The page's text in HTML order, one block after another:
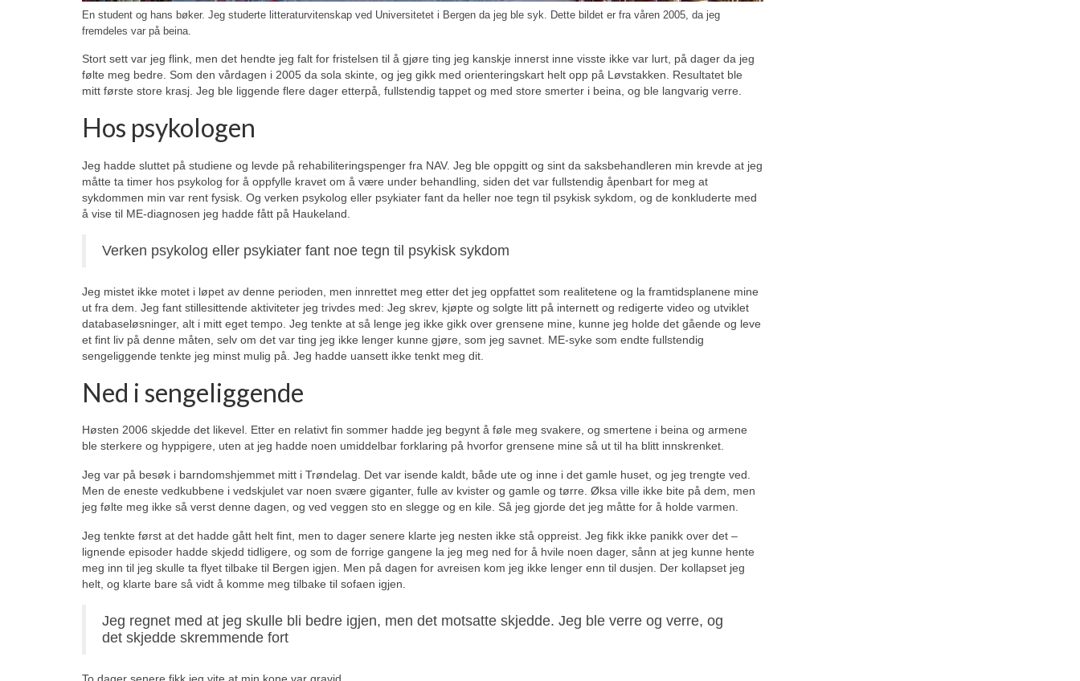
En student og hans bøker. Jeg studerte litteraturvitenskap ved Universitetet i Bergen da jeg ble syk. Dette bildet er fra våren 2005, da jeg
fremdeles var på beina.
Stort sett var jeg flink, men det hendte jeg falt for fristelsen til å gjøre ting jeg kanskje innerst inne visste ikke var lurt, på dager da jeg
følte meg bedre. Som den vårdagen i 2005 da sola skinte, og jeg gikk med orienteringskart helt opp på Løvstakken. Resultatet ble
mitt første store krasj. Jeg ble liggende flere dager etterpå, fullstendig tappet og med store smerter i beina, og ble langvarig verre.
Hos psykologen
Jeg hadde sluttet på studiene og levde på rehabiliteringspenger fra NAV. Jeg ble oppgitt og sint da saksbehandleren min krevde at jeg
måtte ta timer hos psykolog for å oppfylle kravet om å være under behandling, siden det var fullstendig åpenbart for meg at
sykdommen min var rent fysisk. Og verken psykolog eller psykiater fant da heller noe tegn til psykisk sykdom, og de konkluderte med
å vise til ME-diagnosen jeg hadde fått på Haukeland.
Verken psykolog eller psykiater fant noe tegn til psykisk sykdom
Jeg mistet ikke motet i løpet av denne perioden, men innrettet meg etter det jeg oppfattet som realitetene og la framtidsplanene mine
ut fra dem. Jeg fant stillesittende aktiviteter jeg trivdes med: Jeg skrev, kjøpte og solgte litt på internett og redigerte video og utviklet
databaseløsninger, alt i mitt eget tempo. Jeg tenkte at så lenge jeg ikke gikk over grensene mine, kunne jeg holde det gående og leve
et fint liv på denne måten, selv om det var ting jeg ikke lenger kunne gjøre, som jeg savnet. ME-syke som endte fullstendig
sengeliggende tenkte jeg minst mulig på. Jeg hadde uansett ikke tenkt meg dit.
Ned i sengeliggende
Høsten 2006 skjedde det likevel. Etter en relativt fin sommer hadde jeg begynt å føle meg svakere, og smertene i beina og armene
ble sterkere og hyppigere, uten at jeg hadde noen umiddelbar forklaring på hvorfor grensene mine så ut til ha blitt innskrenket.
Jeg var på besøk i barndomshjemmet mitt i Trøndelag. Det var isende kaldt, både ute og inne i det gamle huset, og jeg trengte ved.
Men de eneste vedkubbene i vedskjulet var noen svære giganter, fulle av kvister og gamle og tørre. Øksa ville ikke bite på dem, men
jeg følte meg ikke så verst denne dagen, og ved veggen sto en slegge og en kile. Så jeg gjorde det jeg måtte for å holde varmen.
Jeg tenkte først at det hadde gått helt fint, men to dager senere klarte jeg nesten ikke stå oppreist. Jeg fikk ikke panikk over det –
lignende episoder hadde skjedd tidligere, og som de forrige gangene la jeg meg ned for å hvile noen dager, sånn at jeg kunne hente
meg inn til jeg skulle ta flyet tilbake til Bergen igjen. Men på dagen for avreisen kom jeg ikke lenger enn til dusjen. Der kollapset jeg
helt, og klarte bare så vidt å komme meg tilbake til sofaen igjen.
Jeg regnet med at jeg skulle bli bedre igjen, men det motsatte skjedde. Jeg ble verre og verre, og
det skjedde skremmende fort